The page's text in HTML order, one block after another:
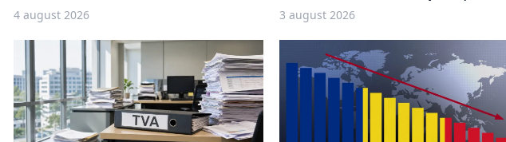
4 august 2026 3 august 2026